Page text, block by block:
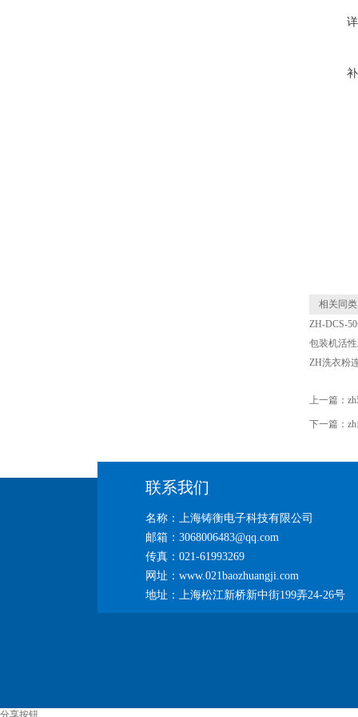
相关同类
ZH-DCS-
包装机活
ZH洗衣粉
上一篇：
下一篇：
联系我们
名称：上海铸衡电子科技有限公司
邮箱：3068006483@qq.com
传真：021-61993269
网址：www.021baozhuangji.com
地址：上海松江新桥新中街199弄24-26号
分享按钮